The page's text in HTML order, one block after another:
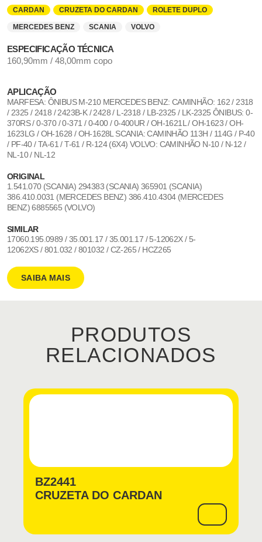
CARDAN CRUZETA DO CARDAN ROLETE DUPLO
MERCEDES BENZ SCANIA VOLVO
ESPECIFICAÇÃO TÉCNICA
160,90mm / 48,00mm copo
APLICAÇÃO
MARFESA: ÔNIBUS M-210 MERCEDES BENZ: CAMINHÃO: 162 / 2318
/ 2325 / 2418 / 2423B-K / 2428 / L-2318 / LB-2325 / LK-2325 ÔNIBUS: 0-
370RS / 0-370 / 0-371 / 0-400 / 0-400UR / OH-1621L / OH-1623 / OH-
1623LG / OH-1628 / OH-1628L SCANIA: CAMINHÃO 113H / 114G / P-40
/ PF-40 / TA-61 / T-61 / R-124 (6X4) VOLVO: CAMINHÃO N-10 / N-12 /
NL-10 / NL-12
ORIGINAL
1.541.070 (SCANIA) 294383 (SCANIA) 365901 (SCANIA)
386.410.0031 (MERCEDES BENZ) 386.410.4304 (MERCEDES
BENZ) 6885565 (VOLVO)
SIMILAR
17060.195.0989 / 35.001.17 / 35.001.17 / 5-12062X / 5-
12062XS / 801.032 / 801032 / CZ-265 / HCZ265
SAIBA MAIS
PRODUTOS
RELACIONADOS
BZ2441
CRUZETA DO CARDAN